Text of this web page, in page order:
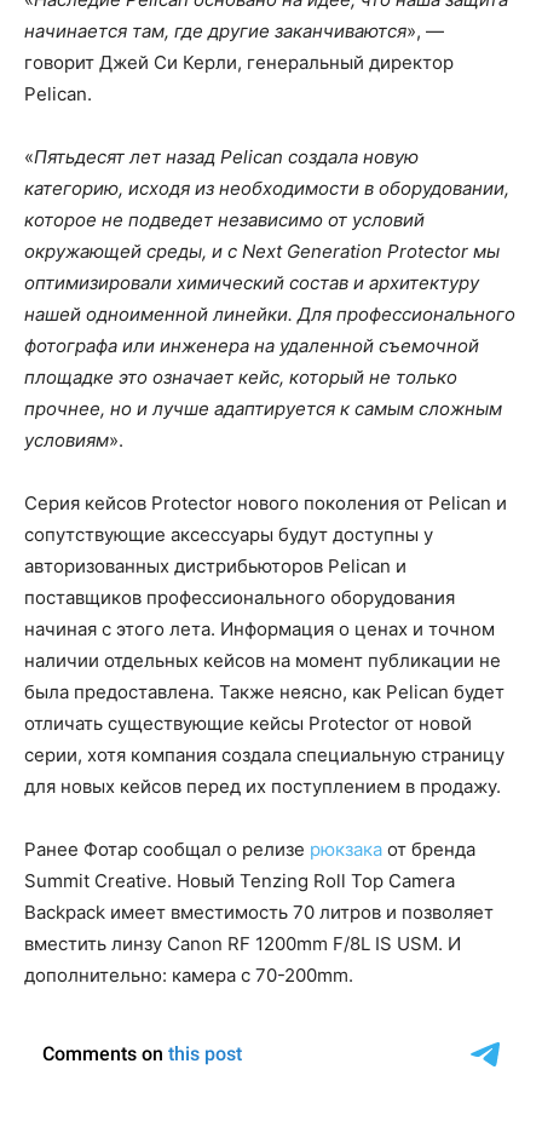
начинается там, где другие заканчиваются», —
говорит Джей Си Керли, генеральный директор
Pelican.
«Пятьдесят лет назад Pelican создала новую
категорию, исходя из необходимости в оборудовании,
которое не подведет независимо от условий
окружающей среды, и с Next Generation Protector мы
оптимизировали химический состав и архитектуру
нашей одноименной линейки. Для профессионального
фотографа или инженера на удаленной съемочной
площадке это означает кейс, который не только
прочнее, но и лучше адаптируется к самым сложным
условиям».
Серия кейсов Protector нового поколения от Pelican и
сопутствующие аксессуары будут доступны у
авторизованных дистрибьюторов Pelican и
поставщиков профессионального оборудования
начиная с этого лета. Информация о ценах и точном
наличии отдельных кейсов на момент публикации не
была предоставлена. Также неясно, как Pelican будет
отличать существующие кейсы Protector от новой
серии, хотя компания создала специальную страницу
для новых кейсов перед их поступлением в продажу.
Ранее Фотар сообщал о релизе рюкзака от бренда
Summit Creative. Новый Tenzing Roll Top Camera
Backpack имеет вместимость 70 литров и позволяет
вместить линзу Canon RF 1200mm F/8L IS USM. И
дополнительно: камера с 70-200mm.